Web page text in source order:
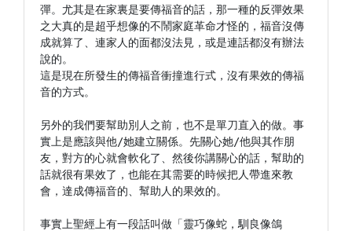
彈。尤其是在家裏是要傳福音的話，那一種的反彈效果
之大真的是超乎想像的不鬧家庭革命才怪的，福音沒傳
成就算了、連家人的面都沒法見，或是連話都沒有辦法
說的。
這是現在所發生的傳福音衝撞進行式，沒有果效的傳福
音的方式。
另外的我們要幫助別人之前，也不是單刀直入的做。事
實上是應該與他/她建立關係。先關心她/他與其作朋
友，對方的心就會軟化了、然後你講關心的話，幫助的
話就很有果效了，也能在其需要的時候把人帶進來教
會，達成傳福音的、幫助人的果效的。
事實上聖經上有一段話叫做「靈巧像蛇，馴良像鴿